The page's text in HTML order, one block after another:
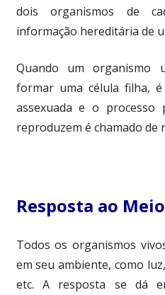
dois organismos de
informação hereditária de
Quando um organismo
formar uma célula filha,
assexuada e o
reproduzem é chamado de
Resposta ao
Todos os organismos
em seu ambiente, como
etc. A resposta se dá